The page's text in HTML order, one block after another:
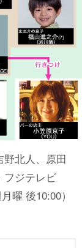
北人、原田
フジテレビ
曜 後10:00）